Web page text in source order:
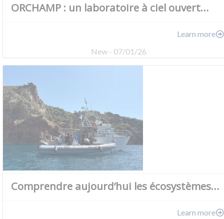
ORCHAMP : un laboratoire à ciel ouvert…
Learn more
New - 07/01/26
Comprendre aujourd’hui les écosystèmes…
Learn more